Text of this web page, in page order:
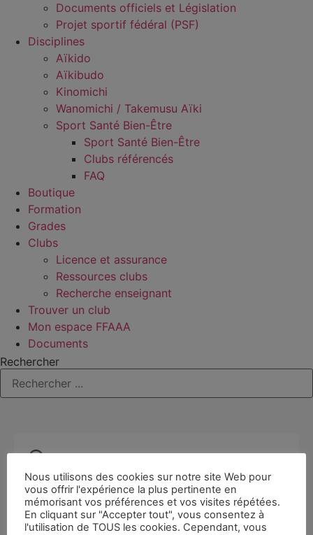
Documents officiels et Législation
Projet sportif fédéral (PSF)
Disciplines
Aïkido
Aïkibudo
Kinomichi
Wanomichi / Takemusu Aïki
Sport Santé Bien-Être
Sport Santé Bien-Être
Clubs référencés
FAQ
Boutique
Formation
Grades
Clubs
Licence et assurance
Ressources clubs
Recherche enseignant
Trouver un club
Mon espace FFAAA
Documents
Rechercher
Nous utilisons des cookies sur notre site Web pour
vous offrir l'expérience la plus pertinente en
mémorisant vos préférences et vos visites répétées.
En cliquant sur "Accepter tout", vous consentez à
l'utilisation de TOUS les cookies. Cependant, vous